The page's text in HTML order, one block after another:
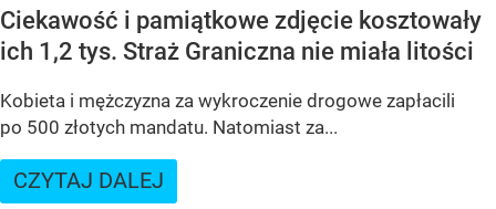
Ciekawość i pamiątkowe zdjęcie kosztowały
ich 1,2 tys. Straż Graniczna nie miała litości
Kobieta i mężczyzna za wykroczenie drogowe zapłacili
po 500 złotych mandatu. Natomiast za...
CZYTAJ DALEJ